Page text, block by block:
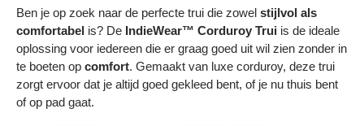
Bestelling volgen
Vacatures bij Middo
Veelgestelde vragen
Servicevoorwaarden
Ben je op zoek naar de perfecte trui die zowel stijlvol als
comfortabel is? De IndieWear™ Corduroy Trui is de ideale
oplossing voor iedereen die er graag goed uit wil zien zonder in
te boeten op comfort. Gemaakt van luxe corduroy, deze trui
zorgt ervoor dat je altijd goed gekleed bent, of je nu thuis bent
of op pad gaat.